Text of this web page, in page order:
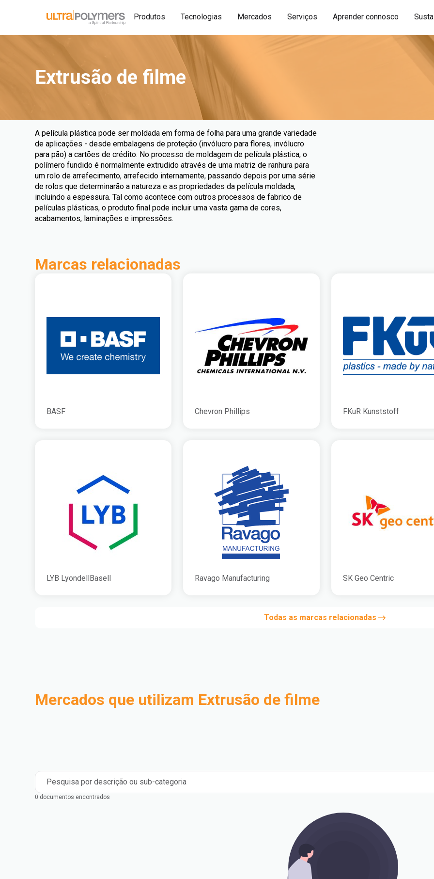
Produtos Tecnologias Mercados Serviços Aprender connosco
Extrusão de filme
A película plástica pode ser moldada em forma de folha para uma grande variedade
de aplicações - desde embalagens de proteção (invólucro para flores, invólucro
para pão) a cartões de crédito. No processo de moldagem de película plástica, o
polímero fundido é normalmente extrudido através de uma matriz de ranhura para
um rolo de arrefecimento, arrefecido internamente, passando depois por uma série
de rolos que determinarão a natureza e as propriedades da película moldada,
incluindo a espessura. Tal como acontece com outros processos de fabrico de
películas plásticas, o produto final pode incluir uma vasta gama de cores,
acabamentos, laminações e impressões.
Marcas relacionadas
BASF Chevron Phillips FKuR Kunststoff
LYB LyondellBasell Ravago Manufacturing SK Geo Centric
Todas as marcas relacionadas
Mercados que utilizam Extrusão de filme
Pesquisa por descrição ou sub-categoria
0 documentos encontrados